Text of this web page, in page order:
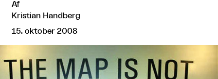
Af
Kristian Handberg
15. oktober 2008